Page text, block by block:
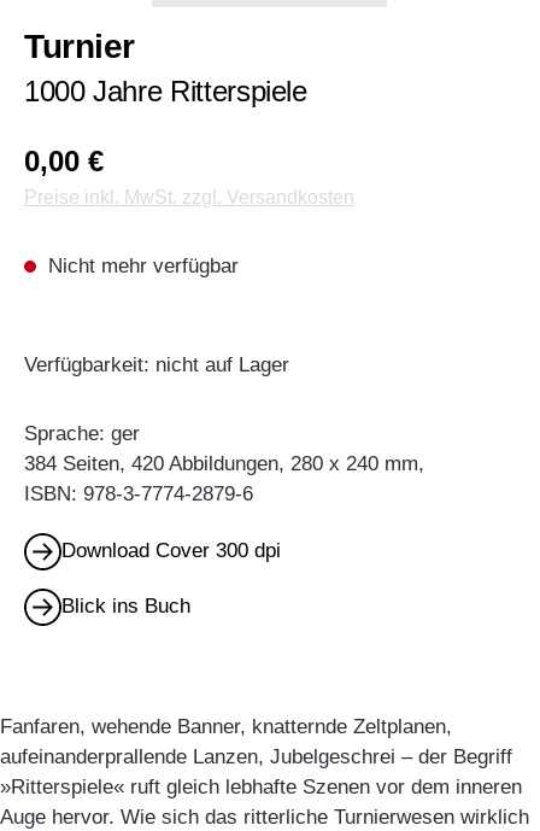
Turnier
1000 Jahre Ritterspiele
0,00 €
Preise inkl. MwSt. zzgl. Versandkosten
Nicht mehr verfügbar
Verfügbarkeit: nicht auf Lager
Sprache: ger
384 Seiten, 420 Abbildungen, 280 x 240 mm,
ISBN: 978-3-7774-2879-6
Download Cover 300 dpi
Blick ins Buch
Fanfaren, wehende Banner, knatternde Zeltplanen,
aufeinanderprallende Lanzen, Jubelgeschrei – der Begriff
»Ritterspiele« ruft gleich lebhafte Szenen vor dem inneren
Auge hervor. Wie sich das ritterliche Turnierwesen wirklich